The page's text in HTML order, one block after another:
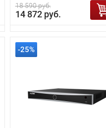
18 590 руб.
14 872 руб.
-25%